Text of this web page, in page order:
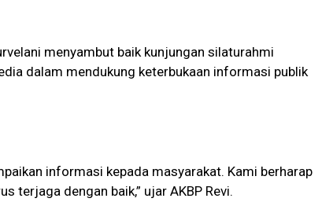
menyambut baik kunjungan silaturahmi
dalam mendukung keterbukaan informasi publik
informasi kepada masyarakat. Kami berharap
terjaga dengan baik,” ujar AKBP Revi.